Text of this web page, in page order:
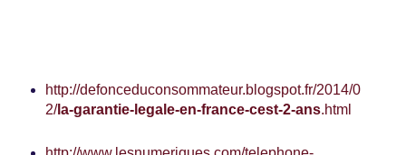
http://defonceduconsommateur.blogspot.fr/2014/0
2/la-garantie-legale-en-france-cest-2-ans.html